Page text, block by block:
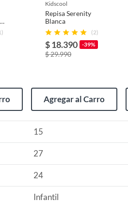
kidscool
Repisa Serenity
Blanca
(2)
$ 18.390 -39%
$ 29.990
Agregar al Carro
15
27
24
Infantil